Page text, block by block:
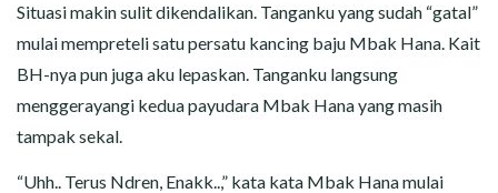
Situasi makin sulit dikendalikan. Tanganku yang sudah “gatal”
mulai mempreteli satu persatu kancing baju Mbak Hana. Kait
BH-nya pun juga aku lepaskan. Tanganku langsung
menggerayangi kedua payudara Mbak Hana yang masih
tampak sekal.
“Uhh.. Terus Ndren, Enakk..,” kata kata Mbak Hana mulai